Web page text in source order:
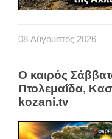
08 Αύγουστος 2026
Ο καιρός
Πτολεμαΐδα,
kozani.tv